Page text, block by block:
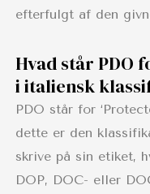
efterfulgt af den
Hvad står PDO
i italiensk
PDO står for
dette er den
skrive på sin etiket,
DOP, DOC- eller